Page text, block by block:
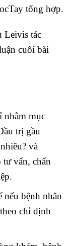
tổng hợp.
Leivis tác
cuối bài
nhằm mục
trị gầu
và
vấn, chẩn
bệnh nhân
chỉ định